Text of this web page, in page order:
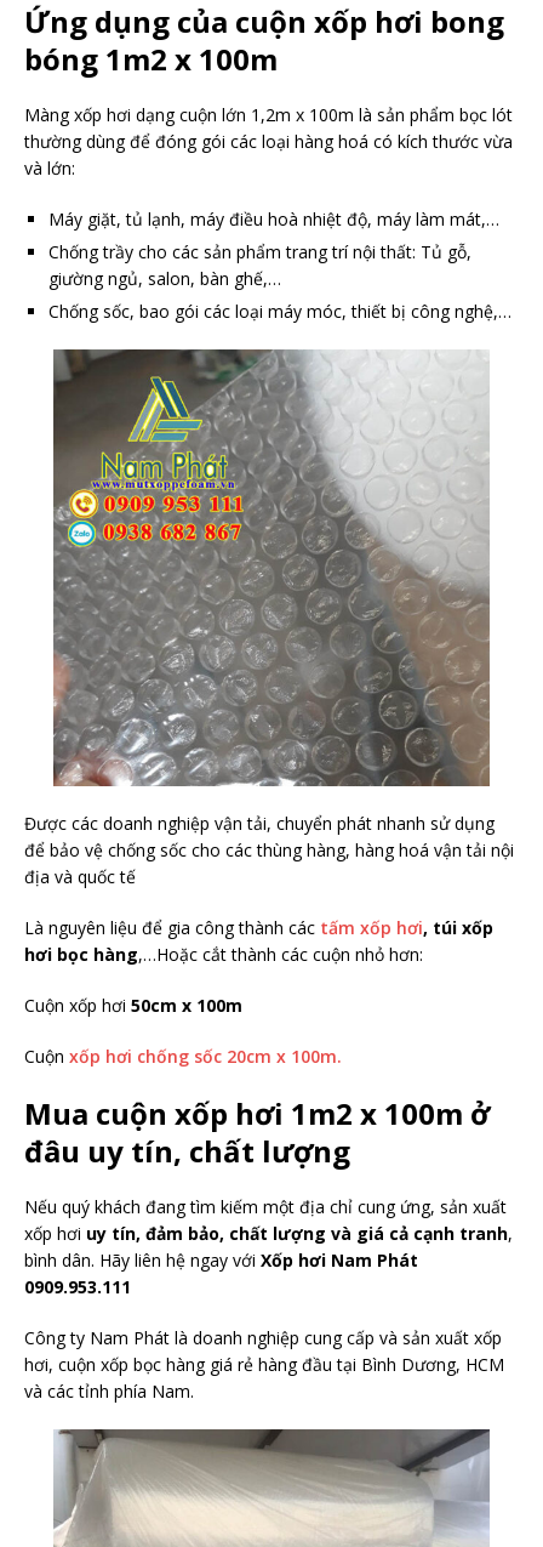
Ứng dụng của cuộn xốp hơi bong
bóng 1m2 x 100m
Màng xốp hơi dạng cuộn lớn 1,2m x 100m là sản phẩm bọc lót
thường dùng để đóng gói các loại hàng hoá có kích thước vừa
và lớn:
Máy giặt, tủ lạnh, máy điều hoà nhiệt độ, máy làm mát,…
Chống trầy cho các sản phẩm trang trí nội thất: Tủ gỗ,
giường ngủ, salon, bàn ghế,…
Chống sốc, bao gói các loại máy móc, thiết bị công nghệ,…
Được các doanh nghiệp vận tải, chuyển phát nhanh sử dụng
để bảo vệ chống sốc cho các thùng hàng, hàng hoá vận tải nội
địa và quốc tế
Là nguyên liệu để gia công thành các tấm xốp hơi, túi xốp
hơi bọc hàng,…Hoặc cắt thành các cuộn nhỏ hơn:
Cuộn xốp hơi 50cm x 100m
Cuộn xốp hơi chống sốc 20cm x 100m.
Mua cuộn xốp hơi 1m2 x 100m ở
đâu uy tín, chất lượng
Nếu quý khách đang tìm kiếm một địa chỉ cung ứng, sản xuất
xốp hơi uy tín, đảm bảo, chất lượng và giá cả cạnh tranh,
bình dân. Hãy liên hệ ngay với Xốp hơi Nam Phát
0909.953.111
Công ty Nam Phát là doanh nghiệp cung cấp và sản xuất xốp
hơi, cuộn xốp bọc hàng giá rẻ hàng đầu tại Bình Dương, HCM
và các tỉnh phía Nam.